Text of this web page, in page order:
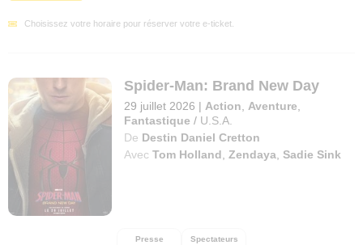
Choisissez votre horaire pour réserver votre e-ticket.
Spider-Man: Brand New Day
29 juillet 2026 | Action Aventure
Fantastique / U.S.A.
De Destin Daniel Cretton
Avec Tom Holland ,Zendaya ,Sadie Sink
Presse Spectateurs